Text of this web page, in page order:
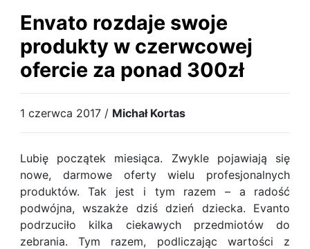
Envato rozdaje swoje
produkty w czerwcowej
ofercie za ponad 300zł
1 czerwca 2017 / Michał Kortas
Lubię początek miesiąca. Zwykle pojawiają się
nowe, darmowe oferty wielu profesjonalnych
produktów. Tak jest i tym razem – a radość
podwójna, wszakże dziś dzień dziecka. Evanto
podrzuciło kilka ciekawych przedmiotów do
zebrania. Tym razem, podliczając wartości z